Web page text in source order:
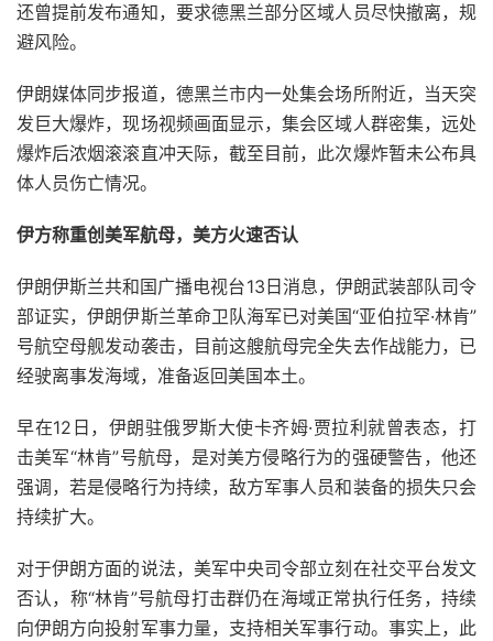
还曾提前发布通知，要求德黑兰部分区域人员尽快撤离，规
避风险。
伊朗媒体同步报道，德黑兰市内一处集会场所附近，当天突
发巨大爆炸，现场视频画面显示，集会区域人群密集，远处
爆炸后浓烟滚滚直冲天际，截至目前，此次爆炸暂未公布具
体人员伤亡情况。
伊方称重创美军航母，美方火速否认
伊朗伊斯兰共和国广播电视台13日消息，伊朗武装部队司令
部证实，伊朗伊斯兰革命卫队海军已对美国“亚伯拉罕·林肯”
号航空母舰发动袭击，目前这艘航母完全失去作战能力，已
经驶离事发海域，准备返回美国本土。
早在12日，伊朗驻俄罗斯大使卡齐姆·贾拉利就曾表态，打
击美军“林肯”号航母，是对美方侵略行为的强硬警告，他还
强调，若是侵略行为持续，敌方军事人员和装备的损失只会
持续扩大。
对于伊朗方面的说法，美军中央司令部立刻在社交平台发文
否认，称“林肯”号航母打击群仍在海域正常执行任务，持续
向伊朗方向投射军事力量，支持相关军事行动。事实上，此